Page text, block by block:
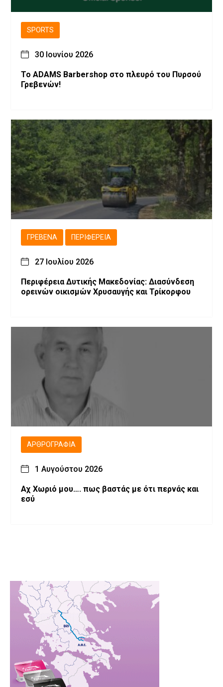
SPORTS
30 Ιουνίου 2026
Το ADAMS Barbershop στο πλευρό του Πυρσού
Γρεβενών!
ΓΡΕΒΕΝΆ ΠΕΡΙΦΈΡΕΙΑ
27 Ιουλίου 2026
Περιφέρεια Δυτικής Μακεδονίας: Διασύνδεση
ορεινών οικισμών Χρυσαυγής και Τρίκορφου
ΑΡΘΡΟΓΡΑΦΊΑ
1 Αυγούστου 2026
Αχ Χωριό μου…. πως βαστάς με ότι περνάς και
εσύ